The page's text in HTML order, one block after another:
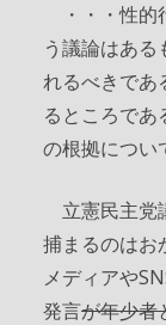
・・・性的
う議論はあ
れるべきであ
るところであ
の根拠につい
立憲民主党
捕まるのはお
メディアや
発言が年少者